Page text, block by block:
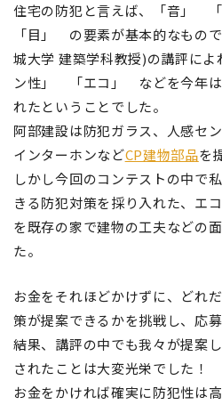
住宅の防犯と言えば、「音」
「目」 の要素が基本的なもの
城大学 建築学科教授)の講評に
ン性」 「エコ」 などを今年は
れたということでした。
阿部建設は防犯ガラス、人感セ
インターホンなどCP建物部品を
しかし今回のコンテストの中で
きる防犯対策を採り入れた、エ
を既存の家で建物の工夫などの
た。
お金をそれほどかけずに、どれ
策が提案できるかを挑戦し、応募
結果、講評の中でも我々が提案
されたことは大変光栄でした！
お金をかければ確実に防犯性は